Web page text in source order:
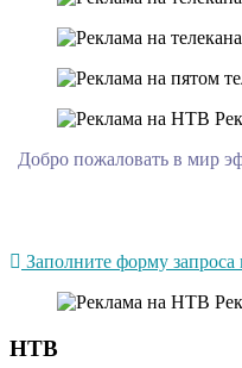
Добро пожаловать в мир
Заполните форму
НТВ